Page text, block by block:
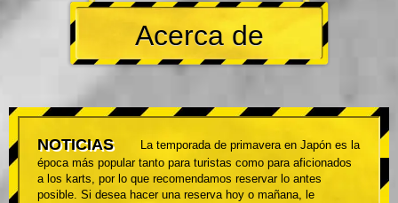
Acerca de
NOTICIAS
La temporada de primavera en Japón es la
época más popular tanto para turistas como para aficionados
a los karts, por lo que recomendamos reservar lo antes
posible. Si desea hacer una reserva hoy o mañana, le